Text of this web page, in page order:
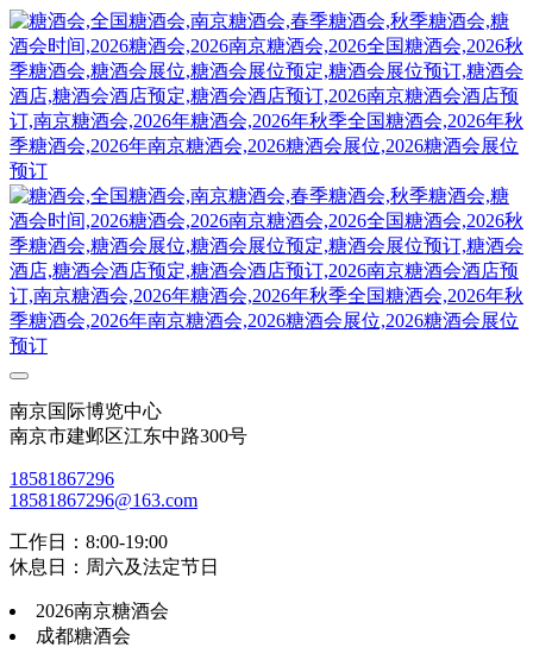
南京国际博览中心
南京市建邺区江东中路300号
18581867296
18581867296@163.com
工作日：8:00-19:00
休息日：周六及法定节日
2026南京糖酒会
成都糖酒会